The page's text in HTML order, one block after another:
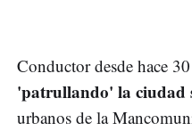
Conductor desde hace
'patrullando' la ciudad
urbanos de la